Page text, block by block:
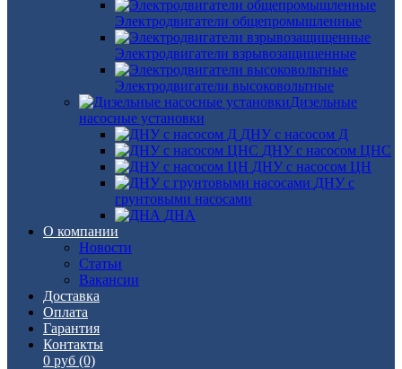
Электродвигатели общепромышленные
Электродвигатели взрывозащищенные
Электродвигатели высоковольтные
Дизельные
насосные установки
ДНУ с насосом Д
ДНУ с насосом ЦНС
ДНУ с насосом ЦН
ДНУ с
грунтовыми насосами
ДНА
О компании
Новости
Статьи
Вакансии
Доставка
Оплата
Гарантия
Контакты
0 руб (0)